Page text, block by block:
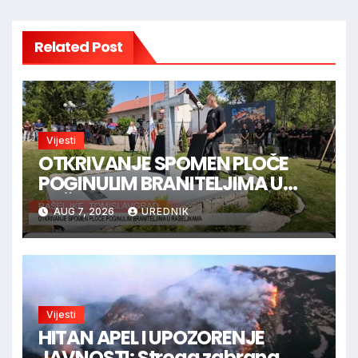
Related Post
Vijesti
OTKRIVANJE SPOMEN PLOČE
POGINULIM BRANITELJIMA U
RAŠELJKAMA
AUG 7, 2026 UREDNIK
Vijesti
HITAN APEL I UPOZORENJE